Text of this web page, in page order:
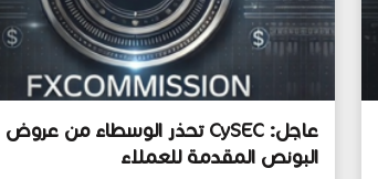
عاجل: CySEC تحذر الوسطاء من عروض
البونص المقدمة للعملاء